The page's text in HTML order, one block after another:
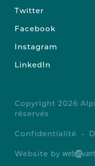
Twitter
Facebook
Instagram
LinkedIn
Copyright 2026
réservés
Confidentialité
Website by